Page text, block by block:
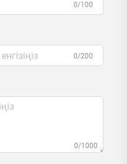
0/100
0/200
0/1000